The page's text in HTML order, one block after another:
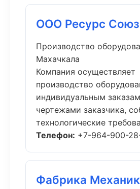
ООО Ресурс Союз
Производство
Махачкала
Компания осуществляет
производство
индивидуальным
чертежами заказчика,
технологические
Телефон: +7-964-900-
Фабрика